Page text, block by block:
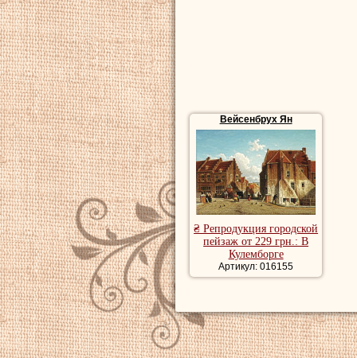
Вейсенбрух Ян
₴ Репродукция городской
пейзаж от 229 грн.: В
Кулемборге
Артикул: 016155